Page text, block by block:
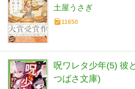
土屋うさぎ
11650
呪ワレタ少年(5) 彼
つばさ文庫)